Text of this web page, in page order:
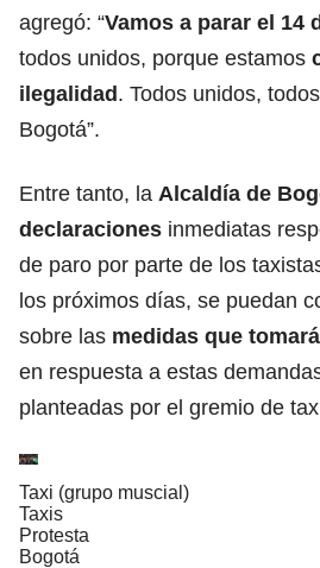
agregó: “Vamos a parar el 14
todos unidos, porque estamos
ilegalidad. Todos unidos,
Bogotá”.
Entre tanto, la Alcaldía de
declaraciones inmediatas
de paro por parte de los
los próximos días, se puedan
sobre las medidas que
en respuesta a estas
planteadas por el gremio de
Taxi (grupo muscial)
Taxis
Protesta
Bogotá